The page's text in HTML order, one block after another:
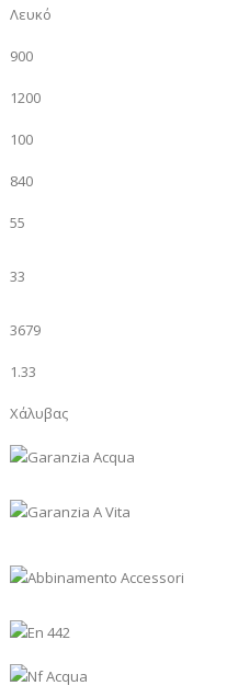
Λευκό
900
1200
100
840
55
33
3679
1.33
Χάλυβας